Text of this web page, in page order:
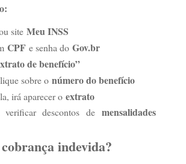
site Meu INSS
CPFe senha do Gov.br
de benefício”
sobre o número do benefício
irá aparecer o extrato
verificar descontos demensalidades
indevida?